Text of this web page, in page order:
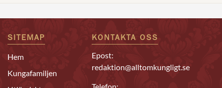
SITEMAP
Hem
Kungafamiljen
KONTAKTA OSS
Epost:
redaktion@alltomkungligt.se